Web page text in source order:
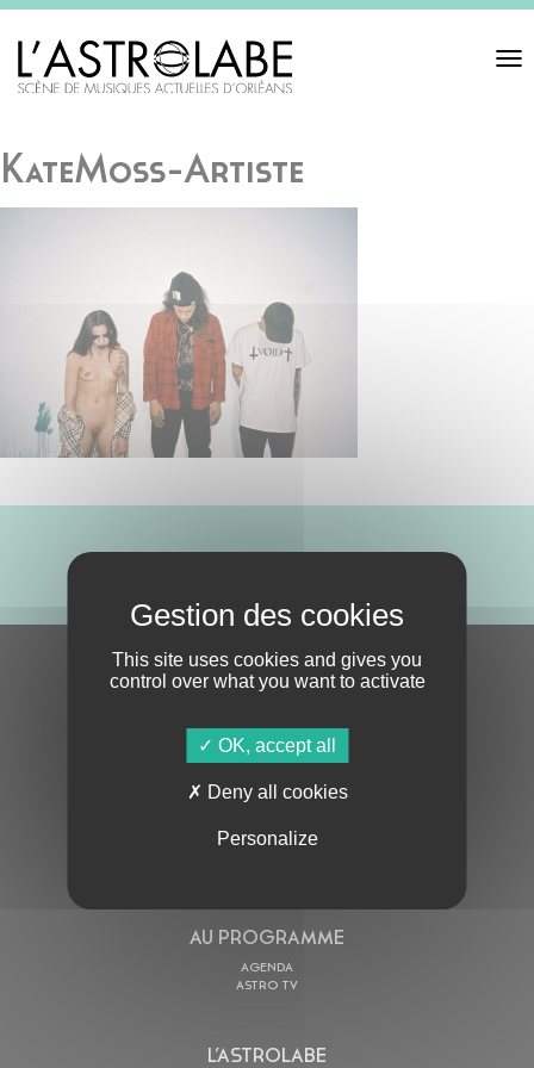
Toggle
KateMoss-Artiste
S'ABONNER À LA NEWSLETTER
AU PROGRAMME
AGENDA
ASTRO TV
L’ASTROLABE
This site uses cookies and gives you
control over what you want to activate
OK, accept all
Deny all cookies
Personalize